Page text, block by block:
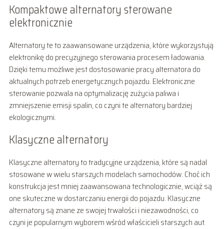
Kompaktowe alternatory sterowane
elektronicznie
Alternatory te to zaawansowane urządzenia, które wykorzystują
elektronikę do precyzyjnego sterowania procesem ładowania.
Dzięki temu możliwe jest dostosowanie pracy alternatora do
aktualnych potrzeb energetycznych pojazdu. Elektroniczne
sterowanie pozwala na optymalizację zużycia paliwa i
zmniejszenie emisji spalin, co czyni te alternatory bardziej
ekologicznymi.
Klasyczne alternatory
Klasyczne alternatory to tradycyjne urządzenia, które są nadal
stosowane w wielu starszych modelach samochodów. Choć ich
konstrukcja jest mniej zaawansowana technologicznie, wciąż są
one skuteczne w dostarczaniu energii do pojazdu. Klasyczne
alternatory są znane ze swojej trwałości i niezawodności, co
czyni je popularnym wyborem wśród właścicieli starszych aut.